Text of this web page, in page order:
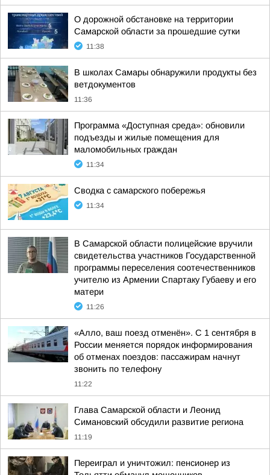
О дорожной обстановке на территории
Самарской области за прошедшие сутки
11:38
В школах Самары обнаружили продукты без
ветдокументов
11:36
Программа «Доступная среда»: обновили
подъезды и жилые помещения для
маломобильных граждан
11:34
Сводка с самарского побережья
11:34
В Самарской области полицейские вручили
свидетельства участников Государственной
программы переселения соотечественников
учителю из Армении Спартаку Губаеву и его
матери
11:26
«Алло, ваш поезд отменён». С 1 сентября в
России меняется порядок информирования
об отменах поездов: пассажирам начнут
звонить по телефону
11:22
Глава Самарской области и Леонид
Симановский обсудили развитие региона
11:19
Переиграл и уничтожил: пенсионер из